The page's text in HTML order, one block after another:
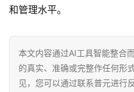
和管理水平。
本文内容通过AI工具智能整合
的真实、准确或完整作任何形
见，您可以通过联系普元进行